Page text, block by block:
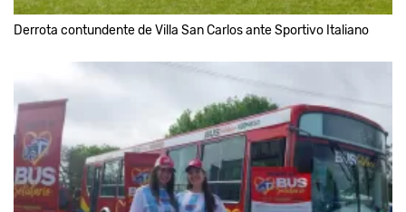
Derrota contundente de Villa San Carlos ante Sportivo Italiano